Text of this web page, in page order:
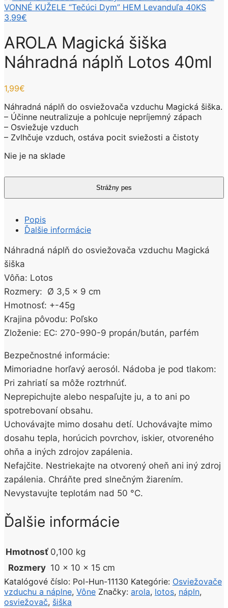
VONNÉ KUŽELE “Tečúci Dym” HEM Levanduľa 40KS
3,99€
AROLA Magická šiška
Náhradná náplň Lotos 40ml
1,99€
Náhradná náplň do osviežovača vzduchu Magická šiška.
– Účinne neutralizuje a pohlcuje nepríjemný zápach
– Osviežuje vzduch
– Zvlhčuje vzduch, ostáva pocit sviežosti a čistoty
Nie je na sklade
Popis
Ďalšie informácie
Náhradná náplň do osviežovača vzduchu Magická
šiška
Vôňa: Lotos
Rozmery: Ø 3,5 x 9 cm
Hmotnosť: +-45g
Krajina pôvodu: Poľsko
Zloženie: EC: 270-990-9 propán/bután, parfém
Bezpečnostné informácie:
Mimoriadne horľavý aerosól. Nádoba je pod tlakom:
Pri zahriatí sa môže roztrhnúť.
Neprepichujte alebo nespaľujte ju, a to ani po
spotrebovaní obsahu.
Uchovávajte mimo dosahu detí. Uchovávajte mimo
dosahu tepla, horúcich povrchov, iskier, otvoreného
ohňa a iných zdrojov zapálenia.
Nefajčite. Nestriekajte na otvorený oheň ani iný zdroj
zapálenia. Chráňte pred slnečným žiarením.
Nevystavujte teplotám nad 50 °C.
Ďalšie informácie
Hmotnosť 0,100 kg
Rozmery 10 × 10 × 15 cm
Katalógové číslo: Pol-Hun-11130 Kategórie: Osviežovače
vzduchu a náplne, Vône Značky: arola, lotos, nápln,
osviežovač, šiška